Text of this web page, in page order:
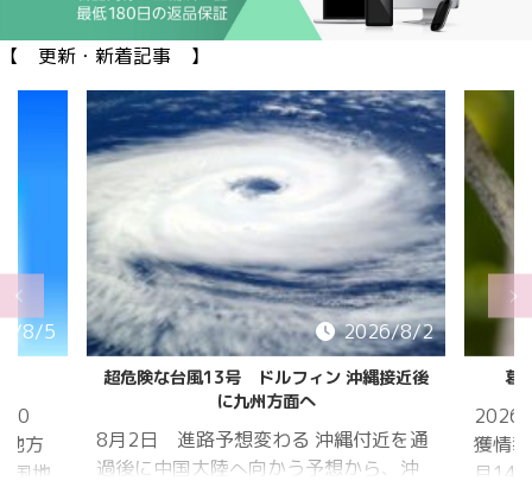
【 更新・新着記事 】
8/5
20
方
国地
2026/8/2
超危険な台風13号 ドルフィン 沖縄接近後
に九州方面へ
8月2日 進路予想変わる 沖縄付近を通
過後に中国大陸へ向かう予想から、沖
葛
2026
獲情
月14